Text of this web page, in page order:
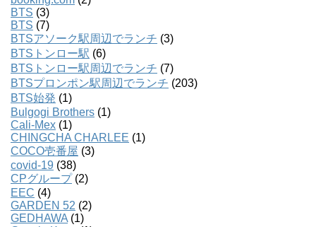
BTS (3)
BTS (7)
BTSアソーク駅周辺でランチ (3)
BTSトンロー駅 (6)
BTSトンロー駅周辺でランチ (7)
BTSプロンポン駅周辺でランチ (203)
BTS始発 (1)
Bulgogi Brothers (1)
Cali-Mex (1)
CHINGCHA CHARLEE (1)
COCO壱番屋 (3)
covid-19 (38)
CPグループ(2)
EEC (4)
GARDEN 52 (2)
GEDHAWA (1)